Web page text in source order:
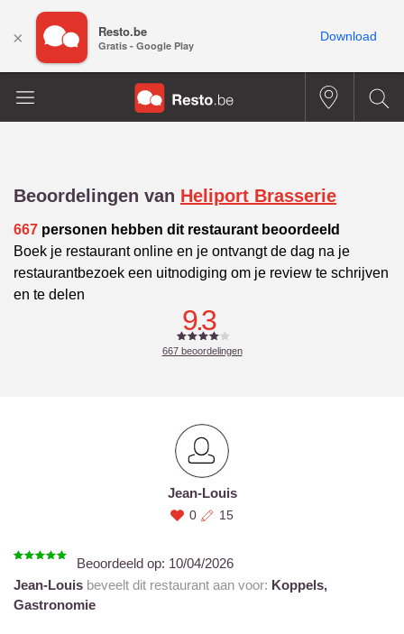
Beoordelingen van Heliport Brasserie
667 personen hebben dit restaurant beoordeeld
Boek je restaurant online en je ontvangt de dag na je
restaurantbezoek een uitnodiging om je review te schrijven
en te delen
9.3
667beoordelingen
Jean-Louis
0 15
Beoordeeld op: 10/04/2026
Jean-Louis beveelt dit restaurant aan voor: Koppels,
Gastronomie
× Resto.be
Gratis - Google Play
Download